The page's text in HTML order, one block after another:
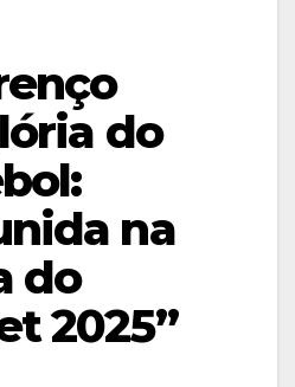
do
na
do
2025”